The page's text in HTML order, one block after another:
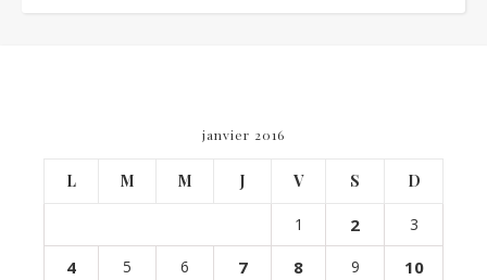
janvier 2016
L M M J V S D
1 2 3
4 5 6 7 8 9 10